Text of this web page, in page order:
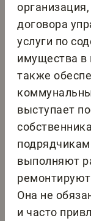
договора
услуги по
имущества в
также
выступает
выполняют
Она не
и часто